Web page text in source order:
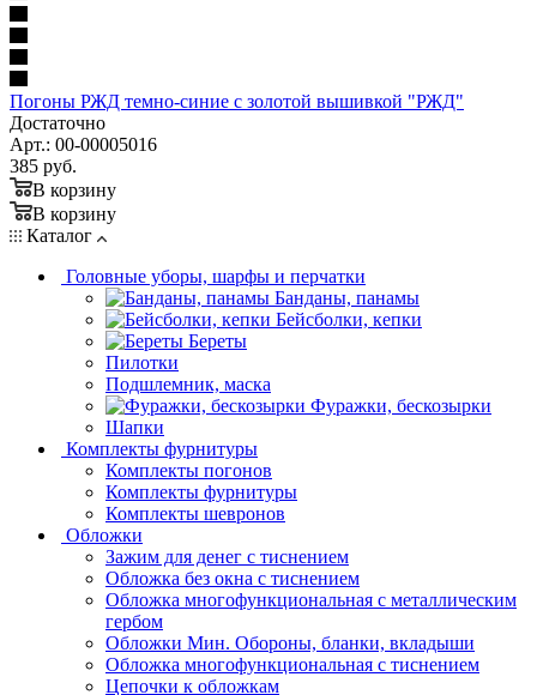
Погоны РЖД темно-синие с золотой вышивкой "РЖД"
Достаточно
Арт.: 00-00005016
385 руб.
В корзину
В корзину
Каталог
Головные уборы, шарфы и перчатки
Банданы, панамы
Бейсболки, кепки
Береты
Пилотки
Подшлемник, маска
Фуражки, бескозырки
Шапки
Комплекты фурнитуры
Комплекты погонов
Комплекты фурнитуры
Комплекты шевронов
Обложки
Зажим для денег с тиснением
Обложка без окна с тиснением
Обложка многофункциональная с металлическим
гербом
Обложки Мин. Обороны, бланки, вкладыши
Обложка многофункциональная с тиснением
Цепочки к обложкам